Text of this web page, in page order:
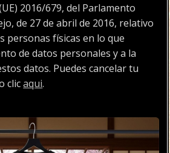
2016/679, del Parlamento
de 27 de abril de 2016, relativo
personas físicas en lo que
de datos personales y a la
datos. Puedes cancelar tu
clicaqui.